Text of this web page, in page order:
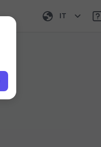
IT